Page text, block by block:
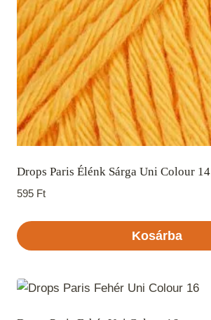
Drops Paris Élénk Sárga Uni Colour 14
595 Ft
Kosárba